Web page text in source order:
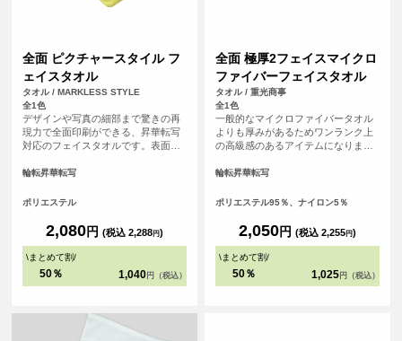
全面 ピクチャースタイル フ
ェイスタオル
タオル / MARKLESS STYLE
全1色
デザインや写真の細部まで驚きの再
現力で全面印刷ができる、昇華転写
対応のフェイスタオルです。表面ま
ジナル感が増します。裏面はシャー
して、機能性も備えています。贈り
輪転昇華転写
ポリエステル
2,080円 (税込 2,288円)
\まとめて割/
50％ 1,040 円（税込）
全面 極厚2フェイスマイクロ
ファイバーフェイスタオル
タオル / 重光商事
全1色
一般的なマイクロファイバータオル
よりも厚みがあるためワンランク上
の高級感のあるアイテムになりま
響をうけにくくデザイがくっきりプ
プリントするため発色が良いのも特
テムにプリントするためズレが生じ
る可能性がございます。全面にデザ
インを配置したい方は塗り足し範囲
ております。<br> ※必ずプリントし
輪転昇華転写
ポリエステル95％、ナイロン5％
2,050円 (税込 2,255円)
\まとめて割/
50％ 1,025 円（税込）